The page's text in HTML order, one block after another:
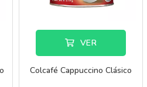
VER
Colcafé Cappuccino Clásico